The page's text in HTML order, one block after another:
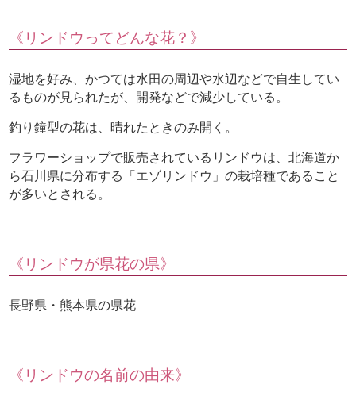
《リンドウってどんな花？》
湿地を好み、かつては水田の周辺や水辺などで自生してい
るものが見られたが、開発などで減少している。
釣り鐘型の花は、晴れたときのみ開く。
フラワーショップで販売されているリンドウは、北海道か
ら石川県に分布する「エゾリンドウ」の栽培種であること
が多いとされる。
《リンドウが県花の県》
長野県・熊本県の県花
《リンドウの名前の由来》